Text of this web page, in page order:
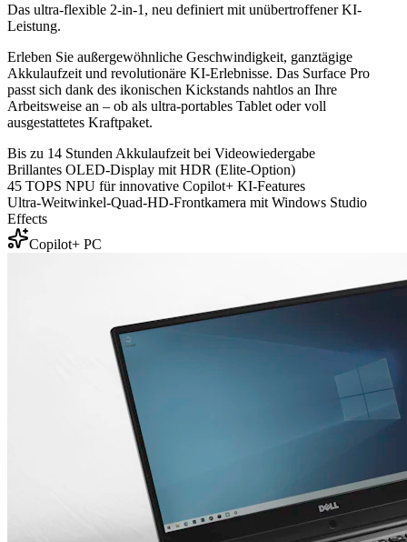
Das ultra-flexible 2-in-1, neu definiert mit unübertroffener KI-
Leistung.
Erleben Sie außergewöhnliche Geschwindigkeit, ganztägige
Akkulaufzeit und revolutionäre KI-Erlebnisse. Das Surface Pro
passt sich dank des ikonischen Kickstands nahtlos an Ihre
Arbeitsweise an – ob als ultra-portables Tablet oder voll
ausgestattetes Kraftpaket.
Bis zu 14 Stunden Akkulaufzeit bei Videowiedergabe
Brillantes OLED-Display mit HDR (Elite-Option)
45 TOPS NPU für innovative Copilot+ KI-Features
Ultra-Weitwinkel-Quad-HD-Frontkamera mit Windows Studio
Effects
Copilot+ PC